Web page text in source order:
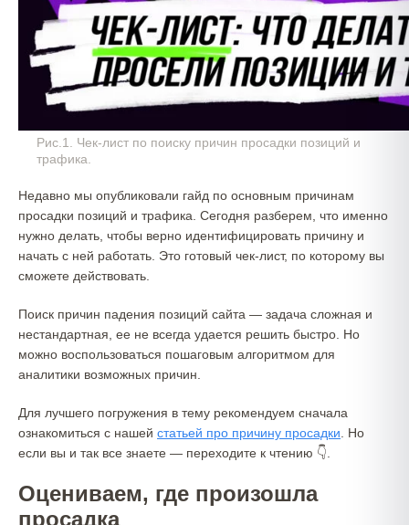
Рис.1. Чек-лист по поиску причин просадки позиций и
трафика.
Недавно мы опубликовали гайд по основным причинам
просадки позиций и трафика. Сегодня разберем, что именно
нужно делать, чтобы верно идентифицировать причину и
начать с ней работать. Это готовый чек-лист, по которому вы
сможете действовать.
Поиск причин падения позиций сайта — задача сложная и
нестандартная, ее не всегда удается решить быстро. Но
можно воспользоваться пошаговым алгоритмом для
аналитики возможных причин.
Для лучшего погружения в тему рекомендуем сначала
ознакомиться с нашей статьей про причину просадки . Но
если вы и так все знаете — переходите к чтению 👇.
Оцениваем, где произошла
просадка